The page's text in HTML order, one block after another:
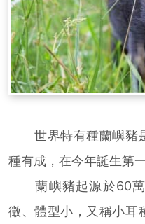
世界特有種蘭嶼豬是
種有成，在今年誕生第
蘭嶼豬起源於60萬
徵、體型小，又稱小耳